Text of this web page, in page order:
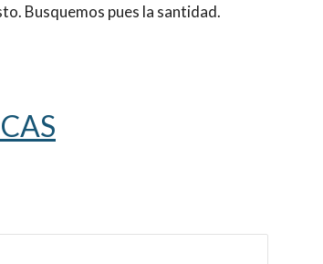
Busquemos pues la santidad.